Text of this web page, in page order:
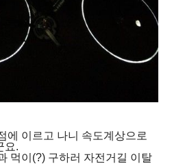
에 이르고 나니 속도계상으로
요.
먹이(?) 구하러 자전거길 이탈